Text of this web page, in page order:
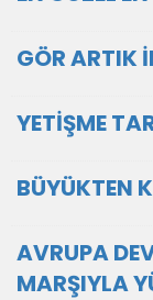
GÖR ARTIK
YETİŞME
BÜYÜKTEN
AVRUPA
MARŞIYLA